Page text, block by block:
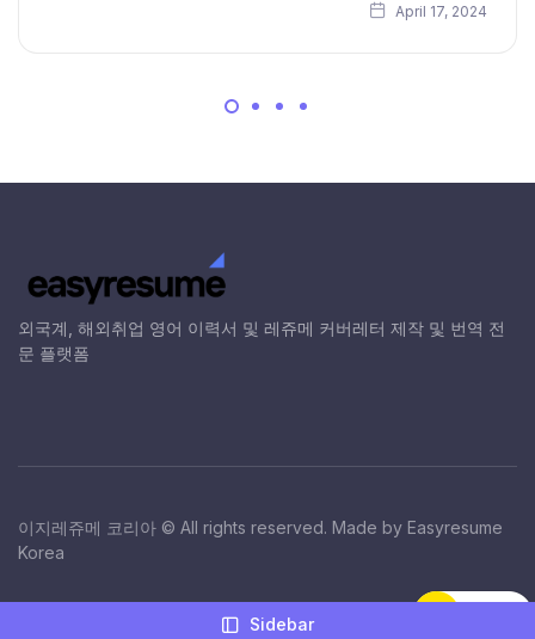
April 17, 2024
외국계, 해외취업 영어 이력서 및 레쥬메 커버레터 제작 및 번역 전
문 플랫폼
이지레쥬메 코리아 © All rights reserved. Made by Easyresume
Korea
Sidebar